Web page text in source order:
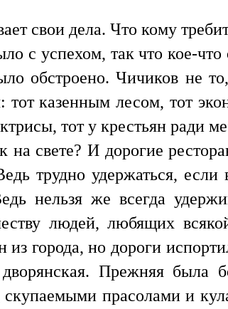
свои дела. Что кому
с успехом, так что кое-
обстроено. Чичиков не
тот казенным лесом, тот
тот у крестьян ради
на свете? И дорогие
трудно удержаться,
нельзя же всегда
людей, любящих
из города, но дороги
Прежняя была
прасолами и